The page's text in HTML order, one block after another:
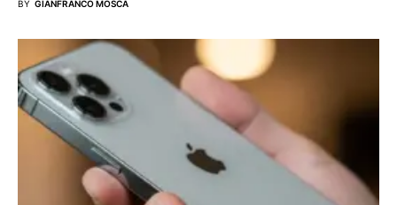
BY GIANFRANCO MOSCA